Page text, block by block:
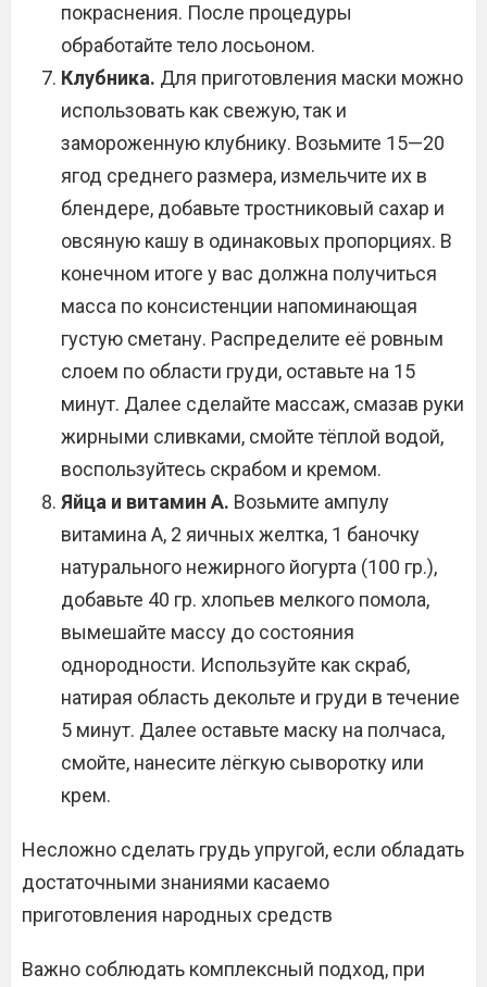
покраснения. После процедуры
обработайте тело лосьоном.
Клубника. Для приготовления маски можно
использовать как свежую, так и
замороженную клубнику. Возьмите 15—20
ягод среднего размера, измельчите их в
блендере, добавьте тростниковый сахар и
овсяную кашу в одинаковых пропорциях. В
конечном итоге у вас должна получиться
масса по консистенции напоминающая
густую сметану. Распределите её ровным
слоем по области груди, оставьте на 15
минут. Далее сделайте массаж, смазав руки
жирными сливками, смойте тёплой водой,
воспользуйтесь скрабом и кремом.
Яйца и витамин А. Возьмите ампулу
витамина А, 2 яичных желтка, 1 баночку
натурального нежирного йогурта (100 гр.),
добавьте 40 гр. хлопьев мелкого помола,
вымешайте массу до состояния
однородности. Используйте как скраб,
натирая область декольте и груди в течение
5 минут. Далее оставьте маску на полчаса,
смойте, нанесите лёгкую сыворотку или
крем.
Несложно сделать грудь упругой, если обладать
достаточными знаниями касаемо
приготовления народных средств
Важно соблюдать комплексный подход, при